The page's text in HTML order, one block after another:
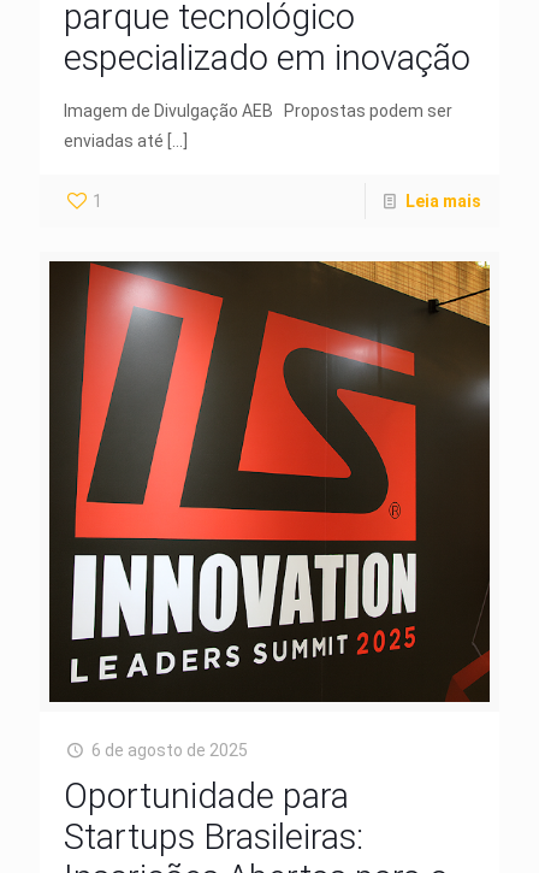
parque tecnológico
especializado em inovação
Imagem de Divulgação AEB Propostas podem ser
enviadas até
1 Leia mais
6 de agosto de 2025
Oportunidade para
Startups Brasileiras: